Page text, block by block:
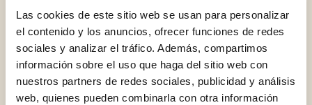
Las cookies de este sitio web se usan para personalizar
el contenido y los anuncios, ofrecer funciones de redes
sociales y analizar el tráfico. Además, compartimos
información sobre el uso que haga del sitio web con
nuestros partners de redes sociales, publicidad y análisis
web, quienes pueden combinarla con otra información